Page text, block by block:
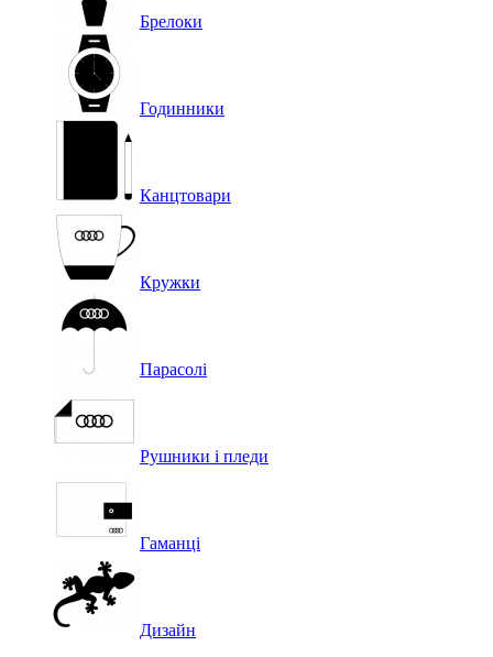
Брелоки
Годинники
Канцтовари
Кружки
Парасолі
Рушники і пледи
Гаманці
Дизайн